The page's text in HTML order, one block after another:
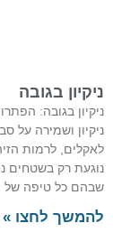
ניקיון בגובה
ניקיון בגובה:
ניקיון ושמירה על
לאקלים, לרמות
נוגעת רק בשטחים
שבהם כל טיפה של
להמשך לחצו »